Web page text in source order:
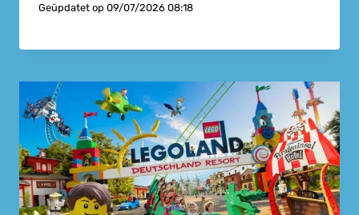
Geüpdatet op 09/07/2026 08:18